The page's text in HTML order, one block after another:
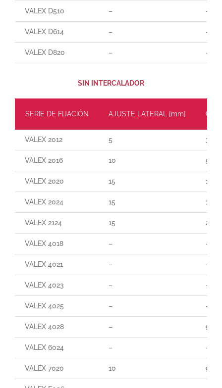
VALEX D510 – –
VALEX D614 – –
VALEX D820 – –
SIN INTERCALADOR
SERIE DE FIJACIÓN AJUSTE LATERAL [mm]
VALEX 2012 5 30
VALEX 2016 10 55
VALEX 2020 15 110
VALEX 2024 15 160
VALEX 2124 15 290
VALEX 4018 – –
VALEX 4021 – –
VALEX 4023 – –
VALEX 4025 – –
VALEX 4028 – 95
VALEX 6024 – –
VALEX 7020 10 90